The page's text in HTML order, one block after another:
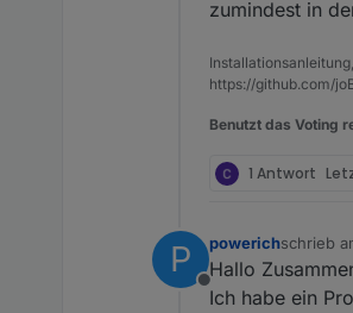
zumindest in
https://github.com/
Benutzt das Voting
1 Antwort
P
Offline
powerichschrieb
zuletzt
Hallo
Ich habe ein